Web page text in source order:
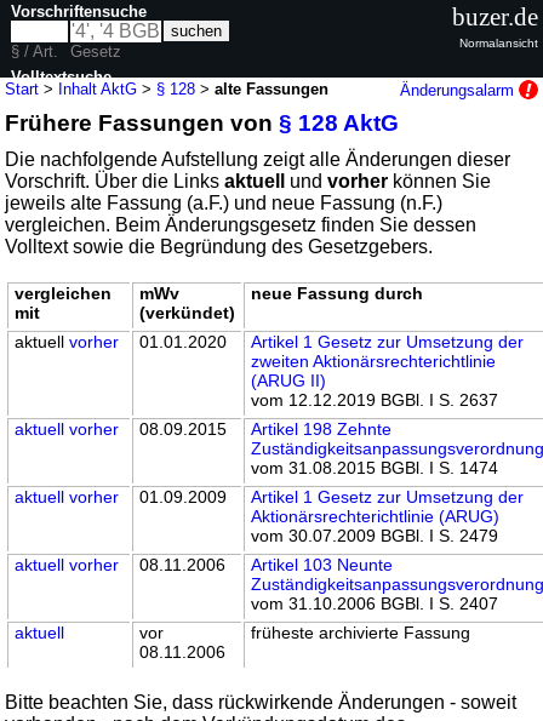
Start > Inhalt AktG > § 128 >alte Fassungen Änderungsalarm
Frühere Fassungen von§ 128 AktG
Die nachfolgende Aufstellung zeigt alle Änderungen dieser
Vorschrift. Über die Linksaktuell undvorher können Sie
jeweils alte Fassung (a.F.) und neue Fassung (n.F.)
vergleichen. Beim Änderungsgesetz finden Sie dessen
Volltext sowie die Begründung des Gesetzgebers.
vergleichen
mit
mWv
(verkündet)
neue Fassung durch
aktuellvorher 01.01.2020
Artikel 1 Gesetz zur Umsetzung der
zweiten Aktionärsrechterichtlinie
(ARUG II)
vom 12.12.2019 BGBl. I S. 2637
aktuell vorher 08.09.2015
Artikel 198 Zehnte
vom 31.08.2015 BGBl. I S. 1474
aktuell vorher 01.09.2009
Artikel 1 Gesetz zur Umsetzung der
Aktionärsrechterichtlinie (ARUG)
vom 30.07.2009 BGBl. I S. 2479
aktuell vorher 08.11.2006
Artikel 103 Neunte
vom 31.10.2006 BGBl. I S. 2407
aktuell
vor
08.11.2006
früheste archivierte Fassung
Bitte beachten Sie, dass rückwirkende Änderungen - soweit
Vorschriftensuche
§ / Art.
Gesetz
Volltextsuche
nur in AktG
buzer.de
Normalansicht